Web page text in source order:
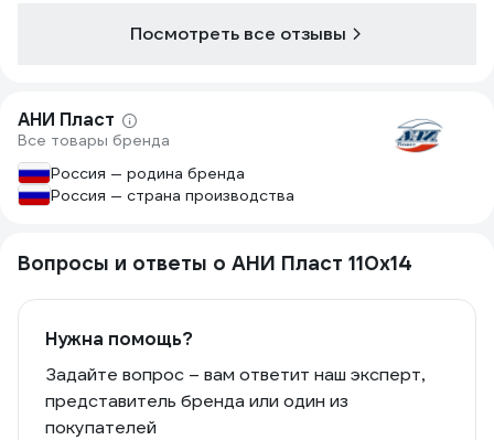
Посмотреть все отзывы
АНИ Пласт
Все товары бренда
Россия — родина бренда
Россия — страна производства
Вопросы и ответы о АНИ Пласт 110х14
Нужна помощь?
Задайте вопрос – вам ответит наш эксперт,
представитель бренда или один из
покупателей